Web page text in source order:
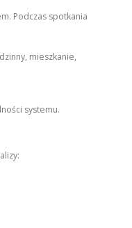
Podczas spotkania
mieszkanie,
systemu.